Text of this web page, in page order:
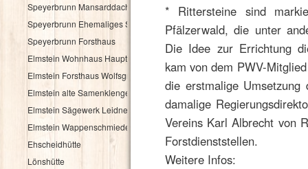
Speyerbrunn Mansarddachbau
Speyerbrunn Ehemaliges Schulhaus
Speyerbrunn Forsthaus
Elmstein Wohnhaus Hauptstraße 48
Elmstein Forsthaus Wolfsgrube
Elmstein alte Samenklenge
Elmstein Sägewerk Leidner
Elmstein Wappenschmiede
Ehscheidhütte
Lönshütte
* Rittersteine sind
Pfälzerwald, die unter
Die Idee zur Errichtung
kam von dem PWV-
die erstmalige
damalige
Vereins Karl Albrecht von
Forstdienststellen.
Weitere Infos: